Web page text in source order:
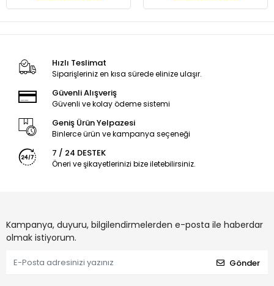
Hızlı Teslimat
Siparişleriniz en kısa sürede elinize ulaşır.
Güvenli Alışveriş
Güvenli ve kolay ödeme sistemi
Geniş Ürün Yelpazesi
Binlerce ürün ve kampanya seçeneği
7 / 24 DESTEK
Öneri ve şikayetlerinizi bize iletebilirsiniz.
Kampanya, duyuru, bilgilendirmelerden e-posta ile haberdar
olmak istiyorum.
Gönder